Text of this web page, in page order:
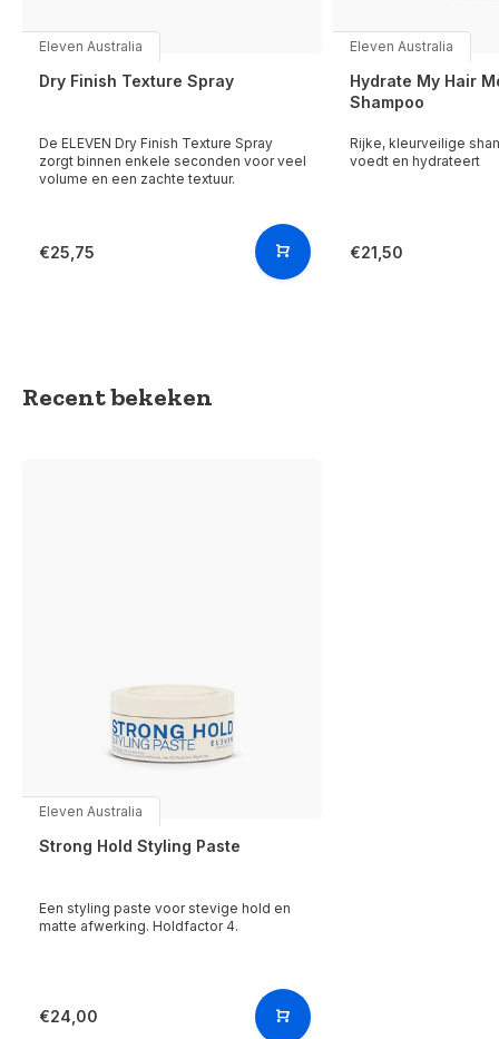
Eleven Australia
Dry Finish Texture Spray
De ELEVEN Dry Finish Texture Spray
zorgt binnen enkele seconden voor veel
volume en een zachte textuur.
€25,75
Eleven Australia
Hydrate My Hair
Shampoo
Rijke, kleurveilige
voedt en hydrateert
€21,50
Recent bekeken
Eleven Australia
Strong Hold Styling Paste
Een styling paste voor stevige hold en
matte afwerking. Holdfactor 4.
€24,00